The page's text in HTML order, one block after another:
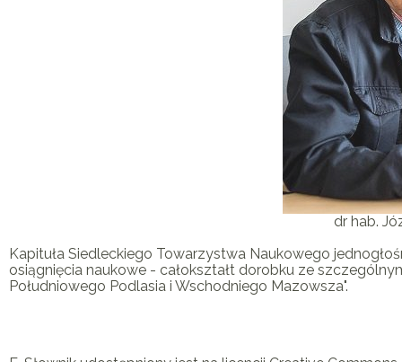
dr hab.
Kapituła Siedleckiego Towarzystwa Naukowego
osiągnięcia naukowe - całokształt dorobku ze
Południowego Podlasia i Wschodniego Mazowsza".